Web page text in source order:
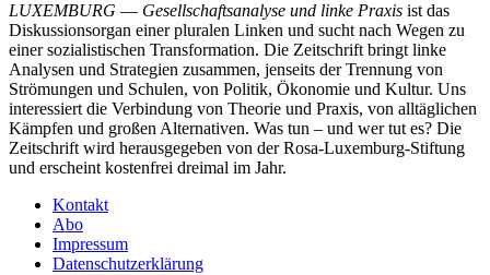
LUXEMBURG — Gesellschaftsanalyse und linke Praxis ist das
Diskussionsorgan einer pluralen Linken und sucht nach Wegen zu
einer sozialistischen Transformation. Die Zeitschrift bringt linke
Analysen und Strategien zusammen, jenseits der Trennung von
Strömungen und Schulen, von Politik, Ökonomie und Kultur. Uns
interessiert die Verbindung von Theorie und Praxis, von alltäglichen
Kämpfen und großen Alternativen. Was tun – und wer tut es? Die
Zeitschrift wird herausgegeben von der Rosa-Luxemburg-Stiftung
und erscheint kostenfrei dreimal im Jahr.
Kontakt
Abo
Impressum
Datenschutzerklärung